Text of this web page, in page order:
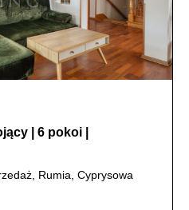
| 6 pokoi |
Rumia, Cyprysowa